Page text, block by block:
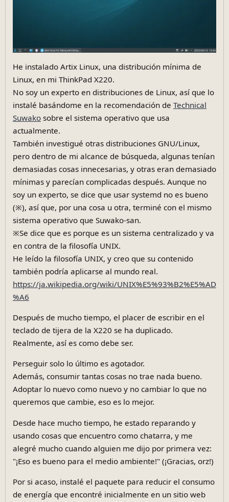
He instalado Artix Linux, una distribución mínima de
Linux, en mi ThinkPad X220.
No soy un experto en distribuciones de Linux, así que lo
instalé basándome en la recomendación de Technical
Suwakosobre el sistema operativo que usa
actualmente.
También investigué otras distribuciones GNU/Linux,
pero dentro de mi alcance de búsqueda, algunas tenían
demasiadas cosas innecesarias, y otras eran demasiado
mínimas y parecían complicadas después. Aunque no
soy un experto, se dice que usar systemd no es bueno
(※), así que, por una cosa u otra, terminé con el mismo
sistema operativo que Suwako-san.
※Se dice que es porque es un sistema centralizado y va
en contra de la filosofía UNIX.
He leído la filosofía UNIX, y creo que su contenido
también podría aplicarse al mundo real.
https://ja.wikipedia.org/wiki/UNIX%E5%93%B2%E5%AD
%A6
Después de mucho tiempo, el placer de escribir en el
teclado de tijera de la X220 se ha duplicado.
Realmente, así es como debe ser.
Perseguir solo lo último es agotador.
Además, consumir tantas cosas no trae nada bueno.
Adoptar lo nuevo como nuevo y no cambiar lo que no
queremos que cambie, eso es lo mejor.
Desde hace mucho tiempo, he estado reparando y
usando cosas que encuentro como chatarra, y me
alegré mucho cuando alguien me dijo por primera vez:
"¡Eso es bueno para el medio ambiente!" (¡Gracias, orz!)
Por si acaso, instalé el paquete para reducir el consumo
de energía que encontré inicialmente en un sitio web